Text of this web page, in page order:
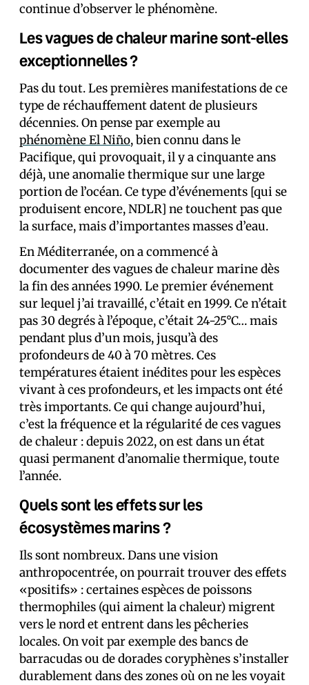
continue d’observer le phénomène.
Les vagues de chaleur marine sont-elles
exceptionnelles ?
Pas du tout. Les premières manifestations de ce
type de réchauffement datent de plusieurs
décennies. On pense par exemple au
phénomène El Niño, bien connu dans le
Pacifique, qui provoquait, il y a cinquante ans
déjà, une anomalie thermique sur une large
portion de l’océan. Ce type d’événements [qui se
produisent encore, NDLR] ne touchent pas que
la surface, mais d’importantes masses d’eau.
En Méditerranée, on a commencé à
documenter des vagues de chaleur marine dès
la fin des années 1990. Le premier événement
sur lequel j’ai travaillé, c’était en 1999. Ce n’était
pas 30 degrés à l’époque, c’était 24-25°C… mais
pendant plus d’un mois, jusqu’à des
profondeurs de 40 à 70 mètres. Ces
températures étaient inédites pour les espèces
vivant à ces profondeurs, et les impacts ont été
très importants. Ce qui change aujourd’hui,
c’est la fréquence et la régularité de ces vagues
de chaleur : depuis 2022, on est dans un état
quasi permanent d’anomalie thermique, toute
l’année.
Quels sont les effets sur les
écosystèmes marins ?
Ils sont nombreux. Dans une vision
anthropocentrée, on pourrait trouver des effets
«positifs» : certaines espèces de poissons
thermophiles (qui aiment la chaleur) migrent
vers le nord et entrent dans les pêcheries
locales. On voit par exemple des bancs de
barracudas ou de dorades coryphènes s’installer
durablement dans des zones où on ne les voyait